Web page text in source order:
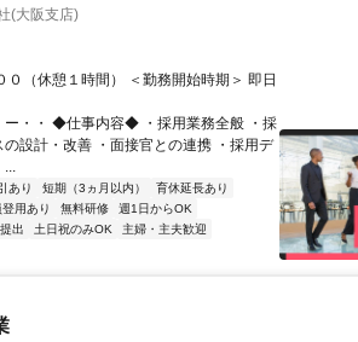
(大阪支店)
（休憩１時間） ＜勤務開始時期＞ 即日
ー・・ ◆仕事内容◆ ・採用業務全般 ・採
設計・改善 ・面接官との連携 ・採用デ
...
あり 短期（3ヵ月以内）
育休延長あり
用あり 無料研修
週1日からOK
出 土日祝のみOK
主婦・主夫歓迎